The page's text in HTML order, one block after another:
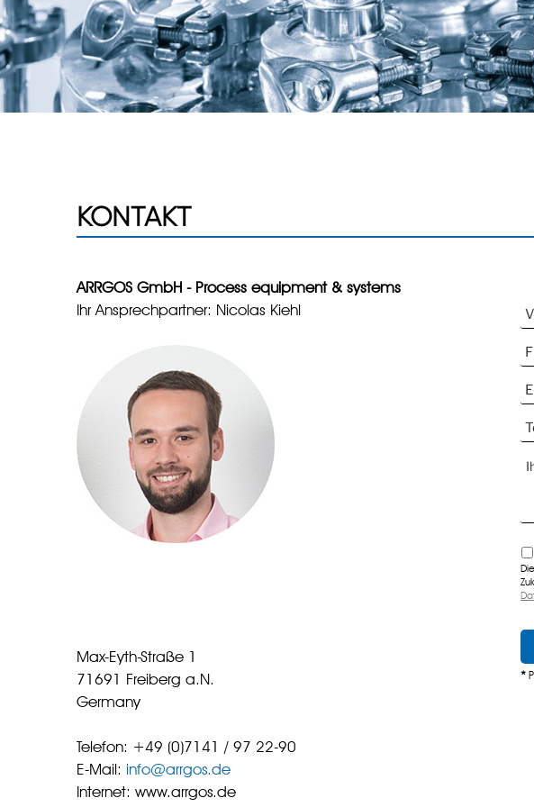
KONTAKT
ARRGOS GmbH- Process equipment & systems
Ihr Ansprechpartner: Nicolas Kiehl
Max-Eyth-Straße 1
71691 Freiberg a.N.
Germany
Telefon: +49 (0)7141 / 97 22-90
E-Mail: info@arrgos.de
Internet: www.arrgos.de
*